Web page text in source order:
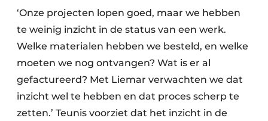
‘Onze projecten lopen goed, maar we hebben
te weinig inzicht in de status van een werk.
Welke materialen hebben we besteld, en welke
moeten we nog ontvangen? Wat is er al
gefactureerd? Met Liemar verwachten we dat
inzicht wel te hebben en dat proces scherp te
zetten.’ Teunis voorziet dat het inzicht in de